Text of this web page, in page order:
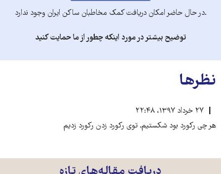
.در حال حاضر امکان دریافت کمک مخاطبان ساکن ایران وجود ندارد
توضیح بیشتر در مورد اینکه چطور از ما حمایت کنید
نظرها
۲۷ خرداد ۱۳۹۷، ۲۲:۴۸
هر چی رکورد بود شکستیم. توی رکورد زدن رکورد زدیم